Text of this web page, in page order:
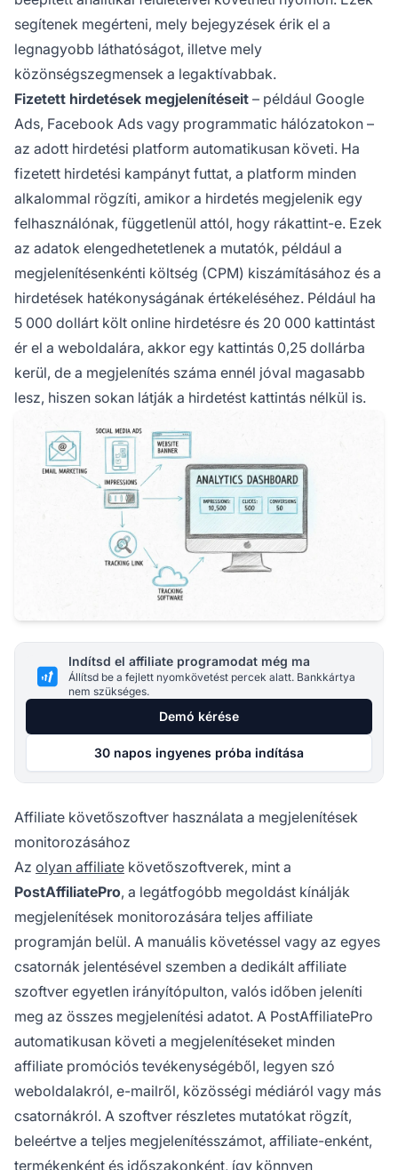
segítenek megérteni, mely bejegyzések érik el a
legnagyobb láthatóságot, illetve mely
közönségszegmensek a legaktívabbak.
Fizetett hirdetések megjelenítéseit – például Google
Ads, Facebook Ads vagy programmatic hálózatokon –
az adott hirdetési platform automatikusan követi. Ha
fizetett hirdetési kampányt futtat, a platform minden
alkalommal rögzíti, amikor a hirdetés megjelenik egy
felhasználónak, függetlenül attól, hogy rákattint-e. Ezek
az adatok elengedhetetlenek a mutatók, például a
megjelenítésenkénti költség (CPM) kiszámításához és a
hirdetések hatékonyságának értékeléséhez. Például ha
5 000 dollárt költ online hirdetésre és 20 000 kattintást
ér el a weboldalára, akkor egy kattintás 0,25 dollárba
kerül, de a megjelenítés száma ennél jóval magasabb
lesz, hiszen sokan látják a hirdetést kattintás nélkül is.
Indítsd el affiliate programodat még ma
Állítsd be a fejlett nyomkövetést percek alatt. Bankkártya
nem szükséges.
Demó kérése
30 napos ingyenes próba indítása
Affiliate követőszoftver használata a megjelenítések
monitorozásához
Az olyan affiliate követőszoftverek, mint a
PostAffiliatePro, a legátfogóbb megoldást kínálják
megjelenítések monitorozására teljes affiliate
programján belül. A manuális követéssel vagy az egyes
csatornák jelentésével szemben a dedikált affiliate
szoftver egyetlen irányítópulton, valós időben jeleníti
meg az összes megjelenítési adatot. A PostAffiliatePro
automatikusan követi a megjelenítéseket minden
affiliate promóciós tevékenységéből, legyen szó
weboldalakról, e-mailről, közösségi médiáról vagy más
csatornákról. A szoftver részletes mutatókat rögzít,
beleértve a teljes megjelenítésszámot, affiliate-enként,
termékenként és időszakonként, így könnyen